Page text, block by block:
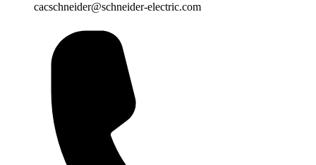
cacschneider@schneider-electric.com